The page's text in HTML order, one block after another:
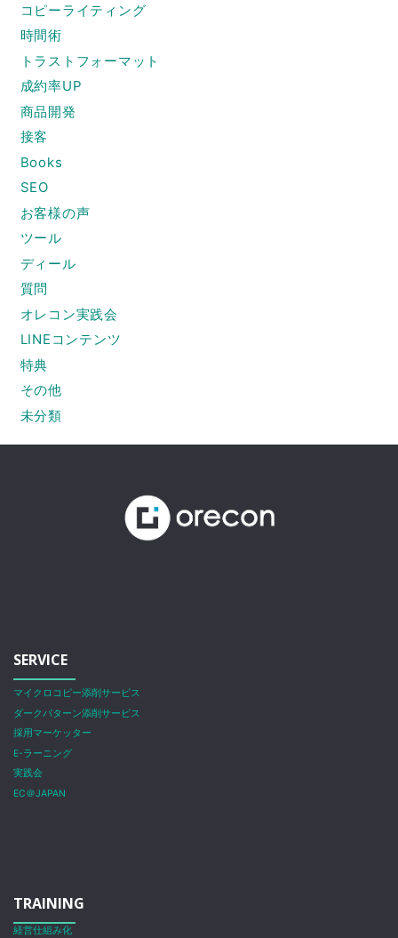
コピーライティング
時間術
トラストフォーマット
成約率UP
商品開発
接客
Books
SEO
お客様の声
ツール
ディール
質問
オレコン実践会
LINEコンテンツ
特典
その他
未分類
SERVICE
マイクロコピー添削サービス
ダークパターン添削サービス
採用マーケッター
E-ラーニング
実践会
EC＠JAPAN
TRAINING
経営仕組み化